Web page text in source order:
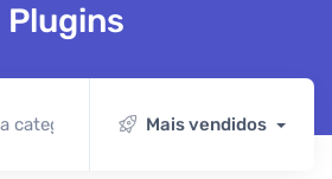
Plugins
Mais vendidos